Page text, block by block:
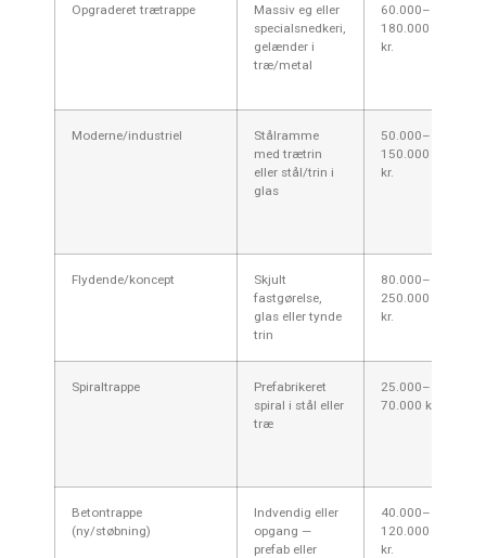
Opgraderet trætrappe
Massiv eg eller
specialsnedkeri,
gelænder i
træ/metal
60.000–
180.000
kr.
Moderne/industriel
Stålramme
med trætrin
eller stål/trin i
glas
50.000–
150.000
kr.
Flydende/koncept
Skjult
fastgørelse,
glas eller tynde
trin
80.000–
250.000
kr.
Spiraltrappe
Prefabrikeret
spiral i stål eller
træ
25.000–
70.000 kr.
Betontrappe
(ny/støbning)
Indvendig eller
opgang —
prefab eller
40.000–
120.000
kr.